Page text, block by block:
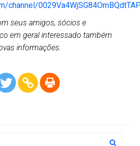
channel/
seus amigos, sócios e
em geral interessado também
informações.